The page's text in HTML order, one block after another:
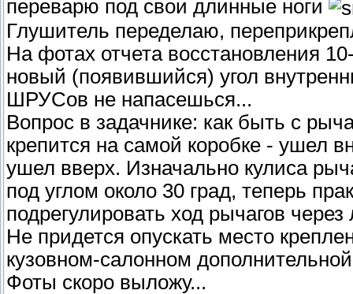
переварю под свои длинные ноги
Глушитель переделаю,
На фотах отчета восстановления
новый (появившийся) угол
ШРУСов не напасешься...
Вопрос в задачнике: как быть с
крепится на самой коробке - ушел
ушел вверх. Изначально кулиса
под углом около 30 град, теперь
подрегулировать ход рычагов
Не придется опускать место
кузовном-салонном
Фоты скоро выложу...